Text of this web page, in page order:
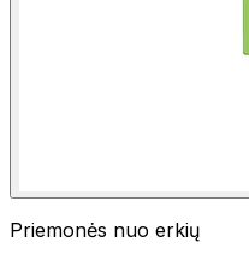
Priemonės nuo erkių